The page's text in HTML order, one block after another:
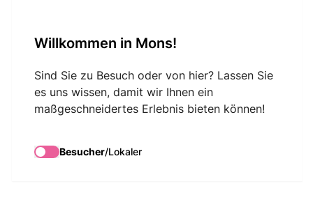
Willkommen in Mons!
Sind Sie zu Besuch oder von hier? Lassen Sie
es uns wissen, damit wir Ihnen ein
maßgeschneidertes Erlebnis bieten können!
Besucher/Lokaler